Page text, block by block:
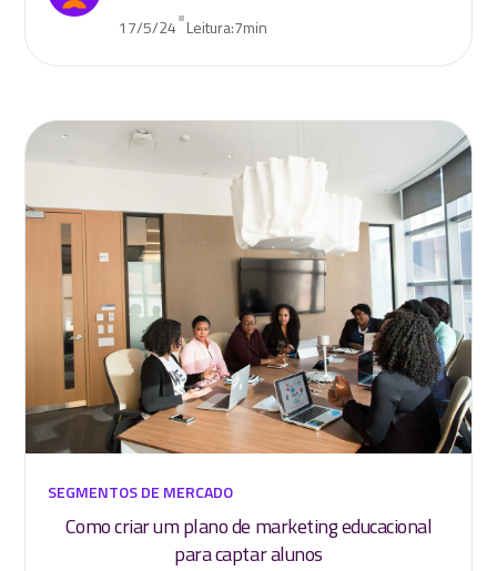
17/5/24•Leitura:7min
SEGMENTOS DE MERCADO
Como criar um plano de marketing educacional
para captar alunos